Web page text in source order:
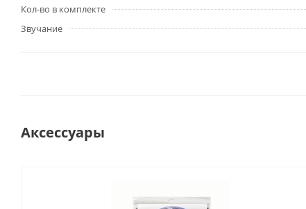
Кол-во в комплекте
Звучание
Аксессуары